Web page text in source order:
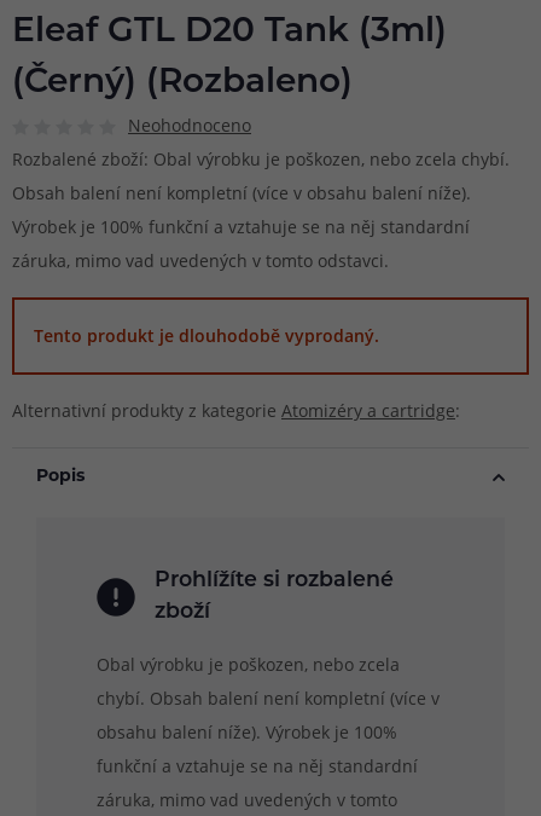
Eleaf GTL D20 Tank (3ml)
(Černý) (Rozbaleno)
Neohodnoceno
Rozbalené zboží: Obal výrobku je poškozen, nebo zcela chybí.
Obsah balení není kompletní (více v obsahu balení níže).
Výrobek je 100% funkční a vztahuje se na něj standardní
záruka, mimo vad uvedených v tomto odstavci.
Tento produkt je dlouhodobě vyprodaný.
Alternativní produkty z kategorie Atomizéry a cartridge:
Popis
Prohlížíte si rozbalené
zboží
Obal výrobku je poškozen, nebo zcela
chybí. Obsah balení není kompletní (více v
obsahu balení níže). Výrobek je 100%
funkční a vztahuje se na něj standardní
záruka, mimo vad uvedených v tomto